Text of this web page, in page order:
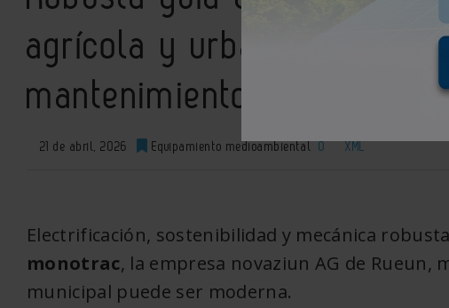
agrícola y urbana: Ajuste
mantenimiento
21 de abril, 2026 Equipamiento medioambiental 0 XML
Electrificación, sostenibilidad y mecánica
monotrac, la empresa novaziun AG de Rueun,
municipal puede ser moderna.